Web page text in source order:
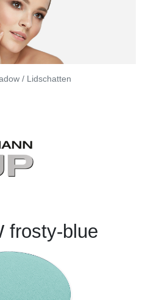
/ Lidschatten
frosty-blue